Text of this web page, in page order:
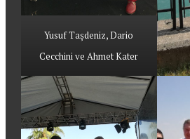
Yusuf Taşdeniz, Dario
Cecchini ve Ahmet Kater